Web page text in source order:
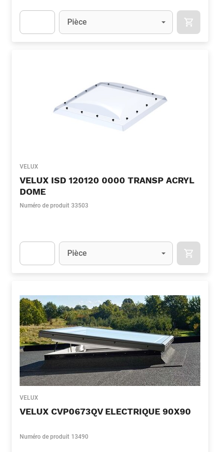
Unité
Pièce
VELUX
VELUX ISD 120120 0000 TRANSP ACRYL
DOME
Numéro de produit 33503
Unité
Pièce
VELUX
VELUX CVP0673QV ELECTRIQUE 90X90
Numéro de produit 13490